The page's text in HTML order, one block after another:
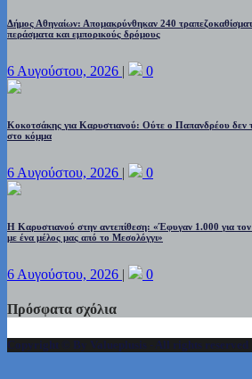
Δήμος Αθηναίων: Απομακρύνθηκαν 240
περάσματα και εμπορικούς δρόμους
6 Αυγούστου, 2026 | 0
Κοκοτσάκης για Καρυστιανού: Ούτε ο Παπανδρέου δεν
στο κόμμα
6 Αυγούστου, 2026 | 0
Η Καρυστιανού στην αντεπίθεση: «Έφυγαν 1.000 για
με ένα μέλος μας από το Μεσολόγγι»
6 Αυγούστου, 2026 | 0
Πρόσφατα σχόλια
Copyright © By Valueplusis - All rights reserved